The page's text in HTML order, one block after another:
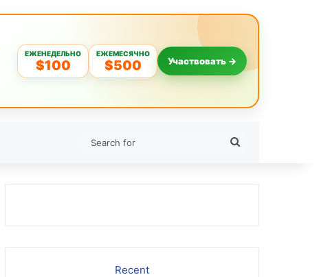
ЕЖЕНЕДЕЛЬНО
$100
ЕЖЕМЕСЯЧНО
$500 Участвовать →
Recent